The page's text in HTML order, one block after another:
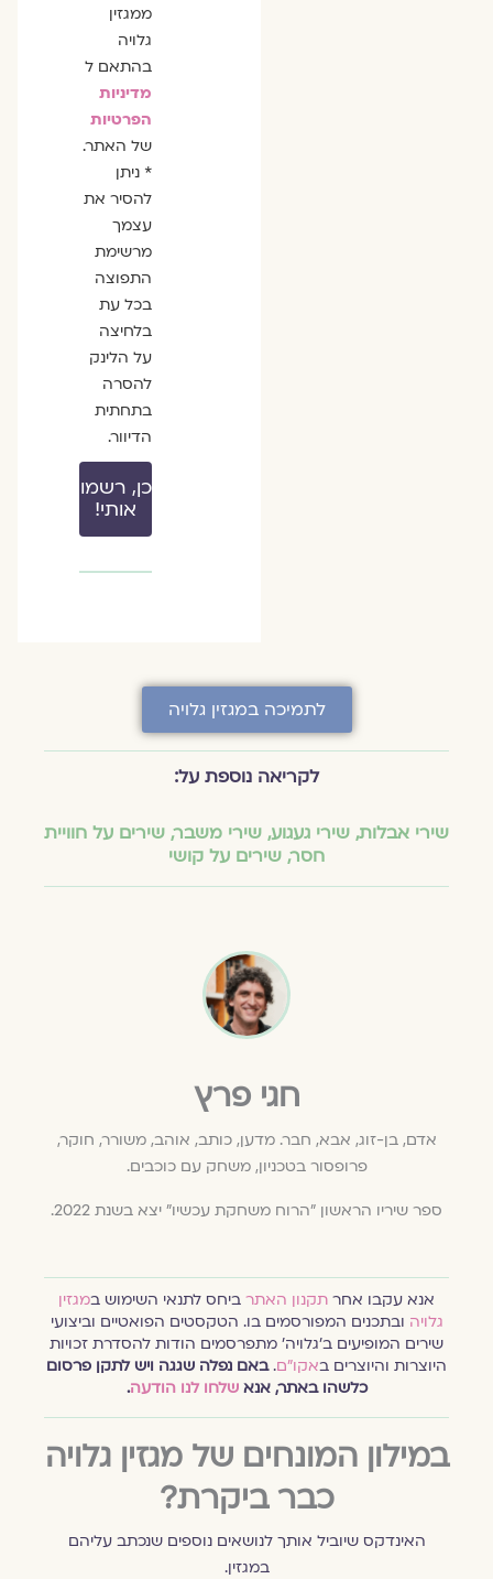
ממגזין
גלויה
בהתאם ל
מדיניות
הפרטיות
של האתר.
* ניתן
להסיר את
עצמך
מרשימת
התפוצה
בכל עת
בלחיצה
על הלינק
להסרה
בתחתית
הדיוור.
כן, רשמו
אותי!
לתמיכה במגזין גלויה
לקריאה נוספת על:
שירי אבלות,שירי געגוע,שירי משבר,שירים על חוויית
חסר,שירים על קושי
חגי פרץ
אדם, בן-זוג, אבא, חבר. מדען, כותב, אוהב, משורר, חוקר,
פרופסור בטכניון, משחק עם כוכבים.
ספר שיריו הראשון "הרוח משחקת עכשיו" יצא בשנת 2022.
אנא עקבו אחרתקנון האתרביחס לתנאי השימוש ב מגזין
גלויהובתכנים המפורסמים בו. הטקסטים הפואטיים וביצועי
שירים המופיעים ב׳גלויה׳ מתפרסמים הודות להסדרת זכויות
היוצרות והיוצרים ב אקו״ם.באם נפלה שגגה ויש לתקן פרסום
כלשהו באתר, אנאשלחו לנו הודעה.
במילון המונחים של מגזין גלויה
כבר ביקרת?
האינדקס שיוביל אותך לנושאים נוספים שנכתב עליהם
במגזין.